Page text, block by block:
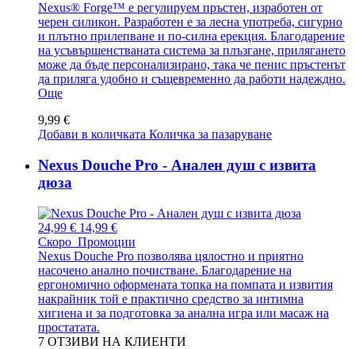
Nexus® Forge™ е регулируем пръстен, изработен от
черен силикон. Разработен е за лесна употреба, сигурно
и плътно прилепване и по-силна ерекция. Благодарение
на усъвършенстваната система за плъзгане, прилягането
може да бъде персонализирано, така че пенис пръстенът
да приляга удобно и същевременно да работи надеждно.
Още
9,99 €
Добави в количката Количка за пазаруване
Nexus Douche Pro - Анален душ с извита
дюза
24,99 € 14,99 €
Скоро Промоции
Nexus Douche Pro позволява цялостно и приятно
насочено анално почистване. Благодарение на
ергономично оформената топка на помпата и извития
накрайник той е практично средство за интимна
хигиена и за подготовка за анална игра или масаж на
простатата.
7 ОТЗИВИ НА КЛИЕНТИ